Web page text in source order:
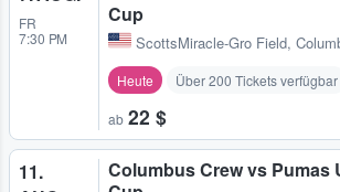
FR
7:30 PM
Cup
ScottsMiracle-Gro Field,
Heute Über 200 Tickets verfügbar
ab 22 $
11.
Columbus Crew vs Pumas